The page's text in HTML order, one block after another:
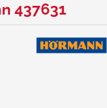
437631